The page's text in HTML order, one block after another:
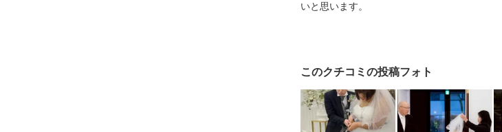
いと思います。
このクチコミの投稿フォト